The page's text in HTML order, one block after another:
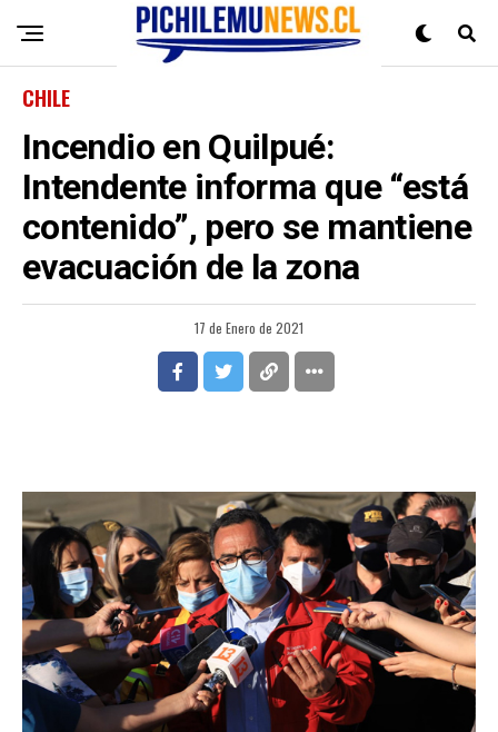
CHILE
Incendio en Quilpué:
Intendente informa que “está
contenido”, pero se mantiene
evacuación de la zona
17 de Enero de 2021